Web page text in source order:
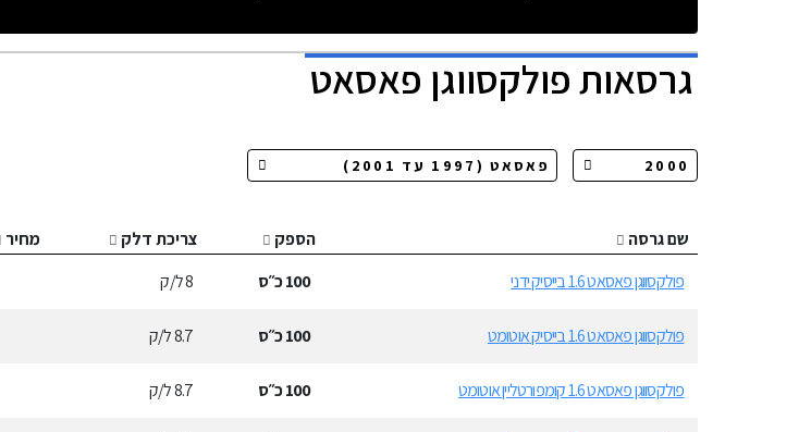
גרסאותפולקסווגן פאסאט
שם גרסה הספק צריכת דלק מחיר
פולקסווגן פאסאט 1.6 בייסיק ידני
100כ״ס 8ל/ק
פולקסווגן פאסאט 1.6 בייסיק אוטומט 100כ״ס 8.7ל/ק
פולקסווגן פאסאט 1.6 קומפורטליין אוטומט 100כ״ס 8.7ל/ק